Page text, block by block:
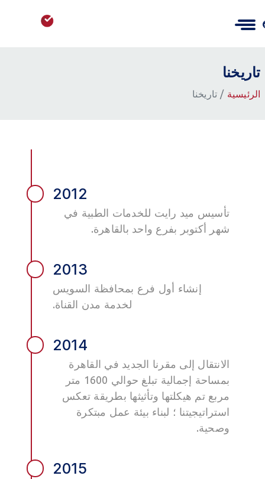
تاريخنا
الرئيسية تاريخنا
2012
تأسيس ميد رايت للخدمات الطبية في
شهر أكتوبر بفرع واحد بالقاهرة.
2013
إنشاء أول فرع بمحافظة السويس
لخدمة مدن القناة.
2014
الانتقال إلى مقرنا الجديد في القاهرة
بمساحة إجمالية تبلغ حوالي 1600 متر
مربع تم هيكلتها وتأثيثها بطريقة تعكس
استراتيجيتنا ؛ لبناء بيئة عمل مبتكرة
وصحية.
2015